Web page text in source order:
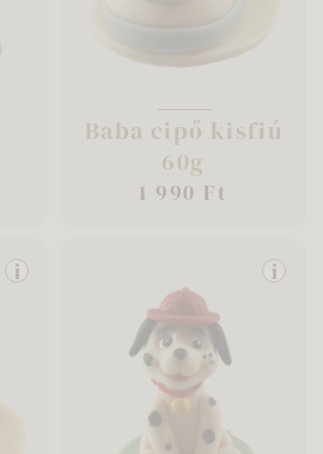
Baba cipő kisfiú
60g
1 990 Ft
i i